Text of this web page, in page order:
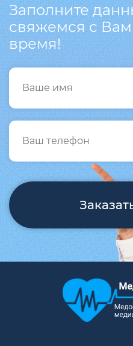
Заполните
свяжемся с
время!